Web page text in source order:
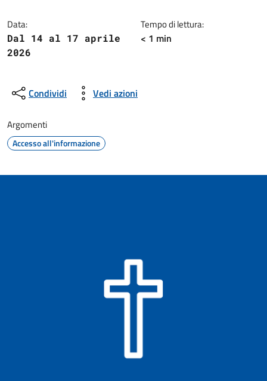
Data:
Dal 14 al 17 aprile
2026
Tempo di lettura:
< 1 min
Condividi Vedi azioni
Argomenti
Accesso all'informazione